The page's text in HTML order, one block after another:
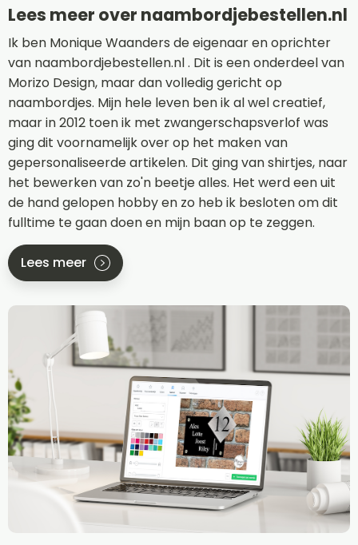
Lees meer over naambordjebestellen.nl
Ik ben Monique Waanders de eigenaar en oprichter
van naambordjebestellen.nl . Dit is een onderdeel van
Morizo Design, maar dan volledig gericht op
naambordjes. Mijn hele leven ben ik al wel creatief,
maar in 2012 toen ik met zwangerschapsverlof was
ging dit voornamelijk over op het maken van
gepersonaliseerde artikelen. Dit ging van shirtjes, naar
het bewerken van zo'n beetje alles. Het werd een uit
de hand gelopen hobby en zo heb ik besloten om dit
fulltime te gaan doen en mijn baan op te zeggen.
Lees meer